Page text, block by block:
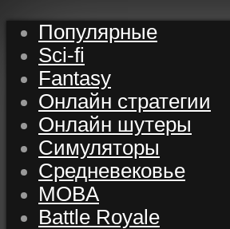
Популярные
Sci-fi
Fantasy
Онлайн стратегии
Онлайн шутеры
Симуляторы
Средневековье
MOBA
Battle Royale